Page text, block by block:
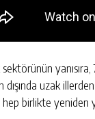
yanısıra,
dışında uzak
hep birlikte yeniden